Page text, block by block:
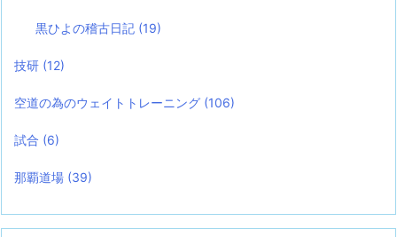
黒ひよの稽古日記 (19)
技研 (12)
空道の為のウェイトトレーニング (106)
試合 (6)
那覇道場 (39)